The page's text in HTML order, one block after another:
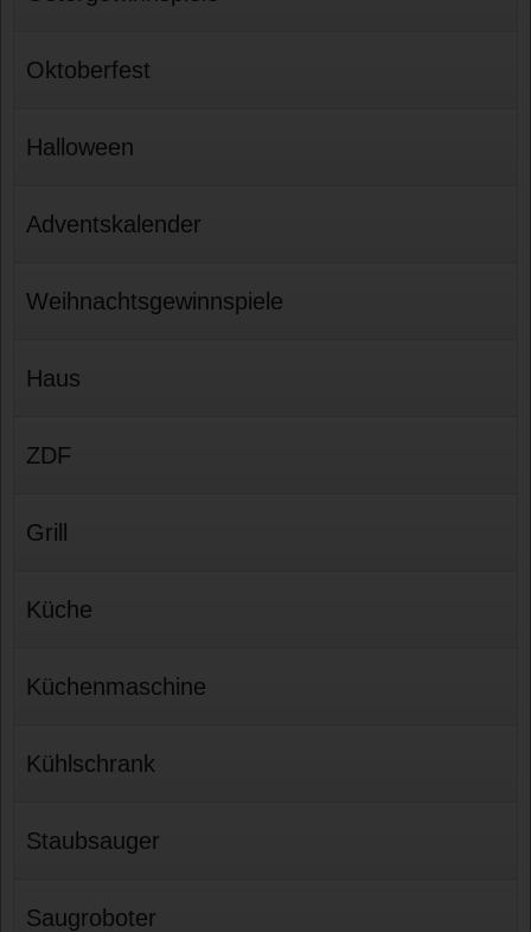
Oktoberfest
Halloween
Adventskalender
Weihnachtsgewinnspiele
Haus
ZDF
Grill
Küche
Küchenmaschine
Kühlschrank
Staubsauger
Saugroboter